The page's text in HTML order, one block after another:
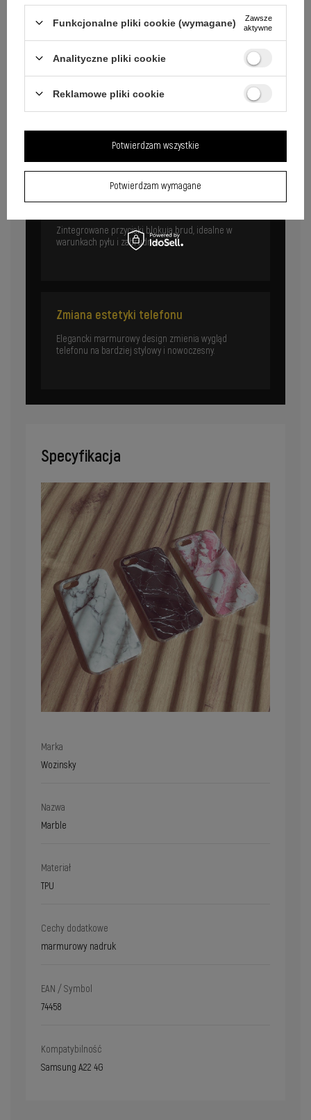
Etui chroni telefon przed zarysowaniami i upadkami
podczas pracy i spacerów.
Aktywny styl życia
aktywności i wypadków z kieszeni.
Środowiska pracochłonne
Zintegrowane przyciski blokują brud, idealne w
warunkach pyłu i zabrudnienia.
Zmiana estetyki telefonu
Elegancki marmurowy design zmienia wygląd
telefonu na bardziej stylowy i nowoczesny.
Specyfikacja
Marka
Wozinsky
Nazwa
Marble
Materiał
TPU
Cechy dodatkowe
marmurowy nadruk
EAN / Symbol
74458
Kompatybilność
Samsung A22 4G
Funkcjonalne pliki cookie (wymagane)
Zawsze
aktywne
Analityczne pliki cookie
Reklamowe pliki cookie
Potwierdzam wymagane
Potwierdzam wszystkie